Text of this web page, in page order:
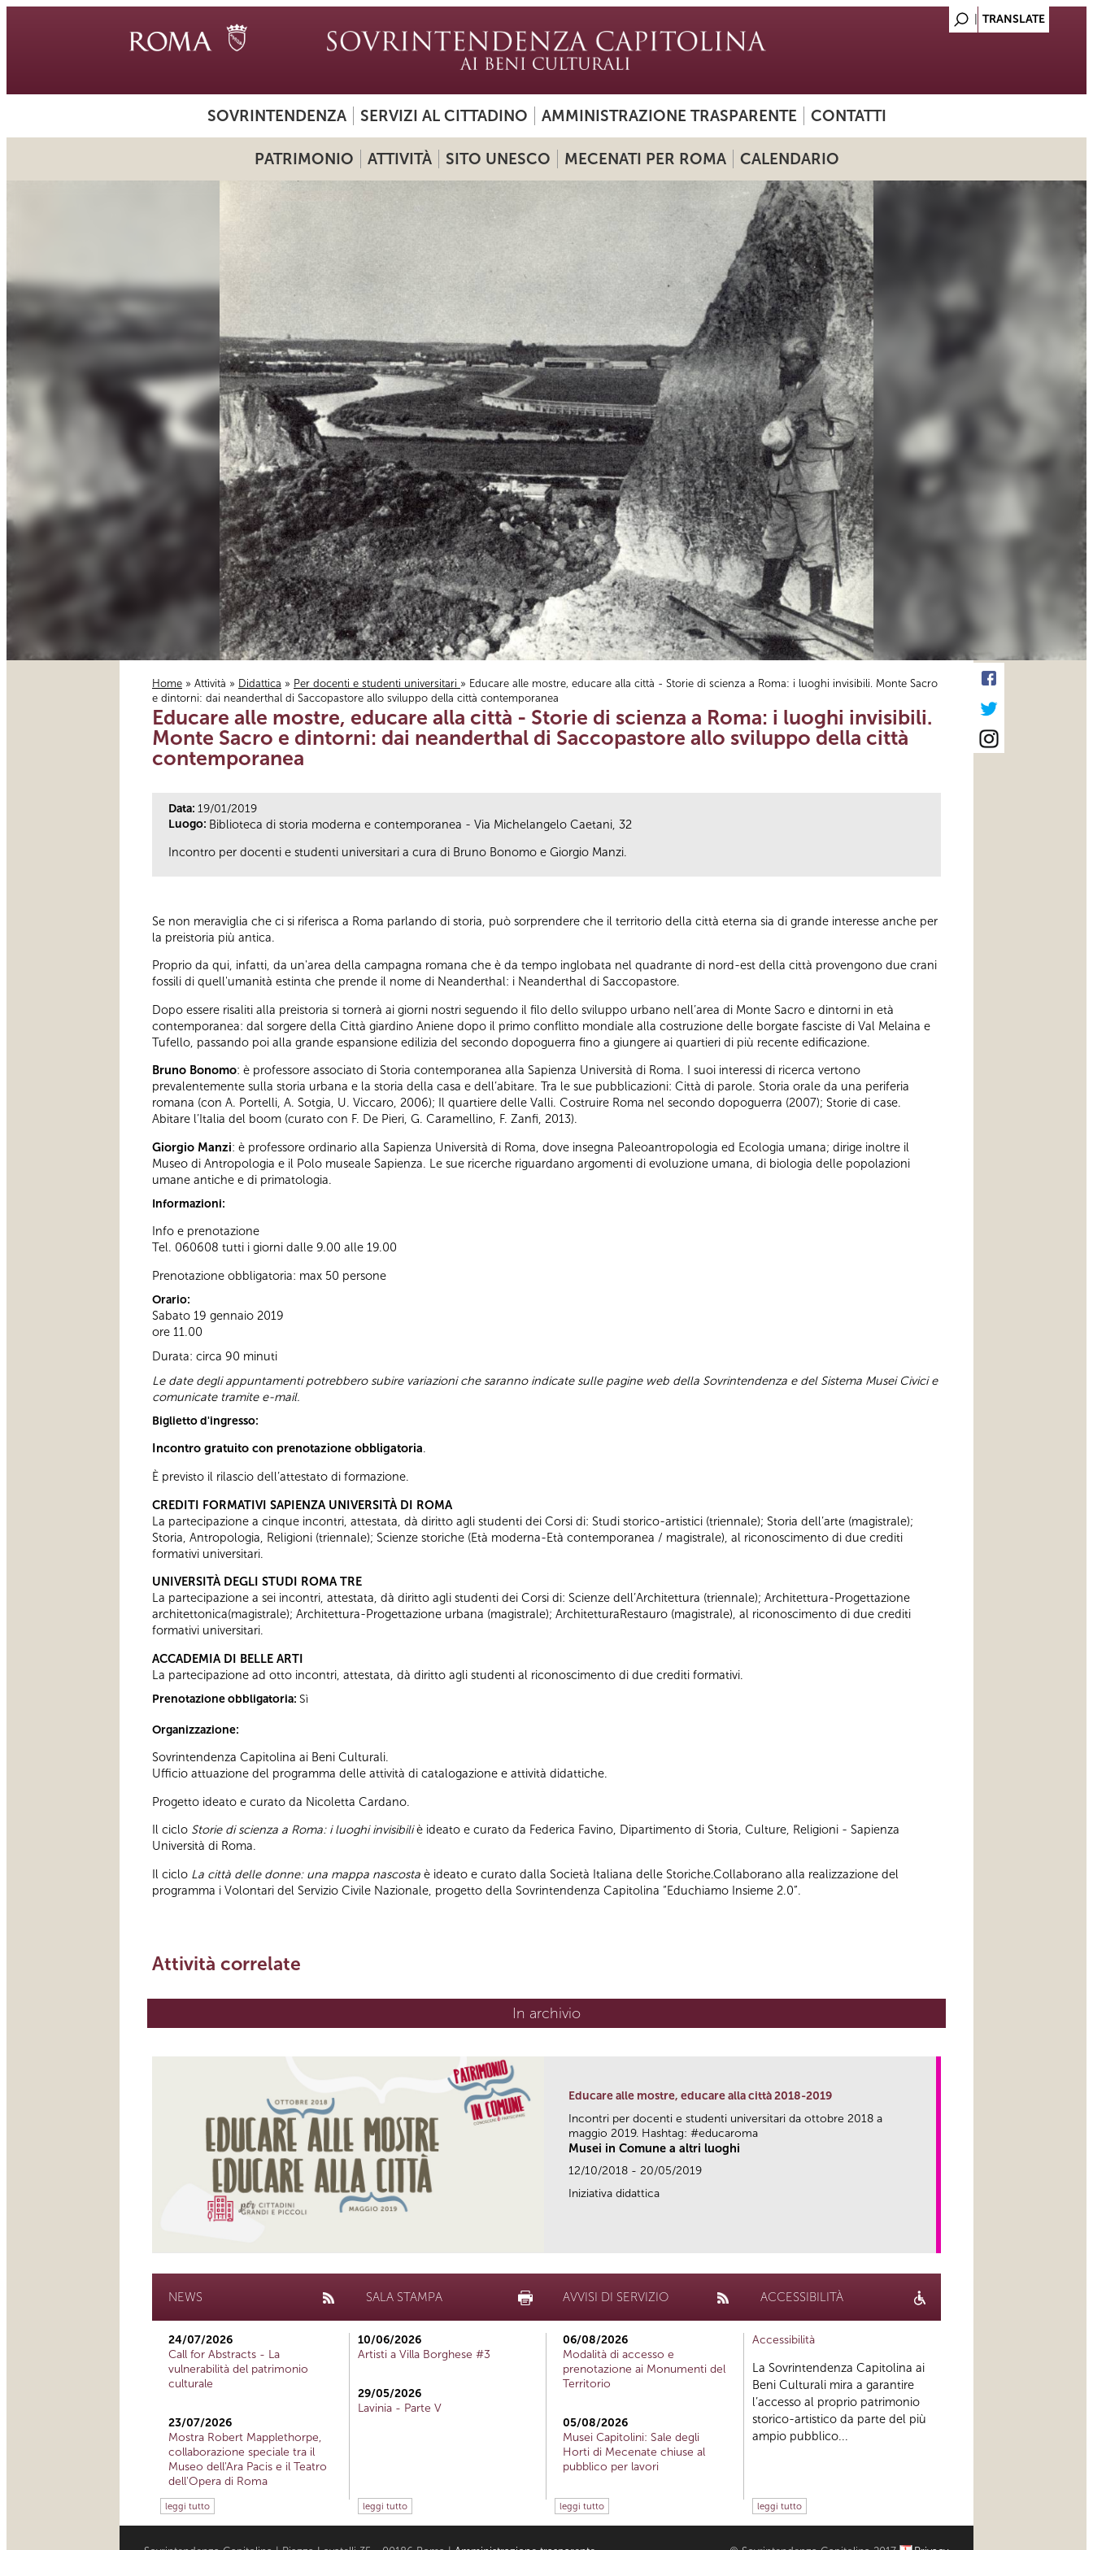
SOVRINTENDENZA SERVIZI AL CITTADINO AMMINISTRAZIONE TRASPARENTE CONTATTI
PATRIMONIO ATTIVITÀ SITO UNESCO MECENATI PER ROMA CALENDARIO
Tu sei qui
Home » Attività » Didattica » Per docenti e studenti universitari » Educare alle mostre, educare alla città - Storie di scienza a Roma: i luoghi invisibili. Monte Sacro
e dintorni: dai neanderthal di Saccopastore allo sviluppo della città contemporanea
Educare alle mostre, educare alla città - Storie di scienza a Roma: i luoghi invisibili.
Monte Sacro e dintorni: dai neanderthal di Saccopastore allo sviluppo della città
contemporanea
Data: 19/01/2019
Luogo: Biblioteca di storia moderna e contemporanea - Via Michelangelo Caetani, 32
Incontro per docenti e studenti universitari a cura di Bruno Bonomo e Giorgio Manzi.
Se non meraviglia che ci si riferisca a Roma parlando di storia, può sorprendere che il territorio della città eterna sia di grande interesse anche per
la preistoria più antica.
Proprio da qui, infatti, da un'area della campagna romana che è da tempo inglobata nel quadrante di nord-est della città provengono due crani
fossili di quell'umanità estinta che prende il nome di Neanderthal: i Neanderthal di Saccopastore.
Dopo essere risaliti alla preistoria si tornerà ai giorni nostri seguendo il filo dello sviluppo urbano nell’area di Monte Sacro e dintorni in età
contemporanea: dal sorgere della Città giardino Aniene dopo il primo conflitto mondiale alla costruzione delle borgate fasciste di Val Melaina e
Tufello, passando poi alla grande espansione edilizia del secondo dopoguerra fino a giungere ai quartieri di più recente edificazione.
Bruno Bonomo: è professore associato di Storia contemporanea alla Sapienza Università di Roma. I suoi interessi di ricerca vertono
prevalentemente sulla storia urbana e la storia della casa e dell’abitare. Tra le sue pubblicazioni: Città di parole. Storia orale da una periferia
romana (con A. Portelli, A. Sotgia, U. Viccaro, 2006); Il quartiere delle Valli. Costruire Roma nel secondo dopoguerra (2007); Storie di case.
Abitare l’Italia del boom (curato con F. De Pieri, G. Caramellino, F. Zanfi, 2013).
Giorgio Manzi: è professore ordinario alla Sapienza Università di Roma, dove insegna Paleoantropologia ed Ecologia umana; dirige inoltre il
Museo di Antropologia e il Polo museale Sapienza. Le sue ricerche riguardano argomenti di evoluzione umana, di biologia delle popolazioni
umane antiche e di primatologia.
Informazioni:
Info e prenotazione
Tel. 060608 tutti i giorni dalle 9.00 alle 19.00
Prenotazione obbligatoria: max 50 persone
Orario:
Sabato 19 gennaio 2019
ore 11.00
Durata: circa 90 minuti
Le date degli appuntamenti potrebbero subire variazioni che saranno indicate sulle pagine web della Sovrintendenza e del Sistema Musei Civici e
comunicate tramite e-mail.
Biglietto d'ingresso:
Incontro gratuito con prenotazione obbligatoria.
È previsto il rilascio dell’attestato di formazione.
CREDITI FORMATIVI SAPIENZA UNIVERSITÀ DI ROMA
La partecipazione a cinque incontri, attestata, dà diritto agli studenti dei Corsi di: Studi storico-artistici (triennale); Storia dell’arte (magistrale);
Storia, Antropologia, Religioni (triennale); Scienze storiche (Età moderna-Età contemporanea / magistrale), al riconoscimento di due crediti
formativi universitari.
UNIVERSITÀ DEGLI STUDI ROMA TRE
La partecipazione a sei incontri, attestata, dà diritto agli studenti dei Corsi di: Scienze dell’Architettura (triennale); Architettura-Progettazione
architettonica(magistrale); Architettura-Progettazione urbana (magistrale); ArchitetturaRestauro (magistrale), al riconoscimento di due crediti
formativi universitari.
ACCADEMIA DI BELLE ARTI
La partecipazione ad otto incontri, attestata, dà diritto agli studenti al riconoscimento di due crediti formativi.
Prenotazione obbligatoria: Sì
Organizzazione:
Sovrintendenza Capitolina ai Beni Culturali.
Ufficio attuazione del programma delle attività di catalogazione e attività didattiche.
Progetto ideato e curato da Nicoletta Cardano.
Il ciclo Storie di scienza a Roma: i luoghi invisibiliè ideato e curato da Federica Favino, Dipartimento di Storia, Culture, Religioni - Sapienza
Università di Roma.
Il ciclo La città delle donne: una mappa nascosta è ideato e curato dalla Società Italiana delle Storiche.Collaborano alla realizzazione del
programma i Volontari del Servizio Civile Nazionale, progetto della Sovrintendenza Capitolina “Educhiamo Insieme 2.0”.
Attività correlate
In archivio
Educare alle mostre, educare alla città 2018-2019
Incontri per docenti e studenti universitari da ottobre 2018 a
maggio 2019. Hashtag: #educaroma
Musei in Comune a altri luoghi
12/10/2018 - 20/05/2019
Iniziativa didattica
NEWS
24/07/2026
Call for Abstracts - La
vulnerabilità del patrimonio
culturale
23/07/2026
Mostra Robert Mapplethorpe,
collaborazione speciale tra il
Museo dell'Ara Pacis e il Teatro
dell'Opera di Roma
leggi tutto
SALA STAMPA
10/06/2026
Artisti a Villa Borghese #3
29/05/2026
Lavinia - Parte V
leggi tutto
AVVISI DI SERVIZIO
06/08/2026
Modalità di accesso e
prenotazione ai Monumenti del
Territorio
05/08/2026
Musei Capitolini: Sale degli
Horti di Mecenate chiuse al
pubblico per lavori
leggi tutto
ACCESSIBILITÀ
Accessibilità
La Sovrintendenza Capitolina ai
Beni Culturali mira a garantire
l’accesso al proprio patrimonio
storico-artistico da parte del più
ampio pubblico...
leggi tutto